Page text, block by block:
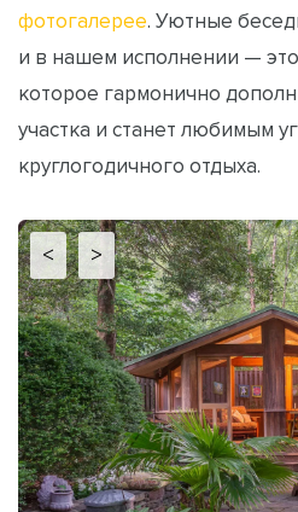
фотогалерее. Уютные
и в нашем исполнении —
которое гармонично
участка и станет любимым
круглогодичного отдыха.
< >